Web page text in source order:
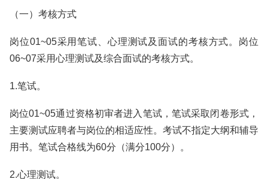
（一）考核方式
岗位01~05采用笔试、心理测试及面试的考核方式。岗位
06~07采用心理测试及综合面试的考核方式。
1.笔试。
岗位01~05通过资格初审者进入笔试，笔试采取闭卷形式，
主要测试应聘者与岗位的相适应性。考试不指定大纲和辅导
用书。笔试合格线为60分（满分100分）。
2.心理测试。